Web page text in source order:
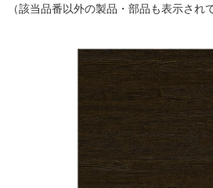
（該当品番以外の製品・部品も表示され